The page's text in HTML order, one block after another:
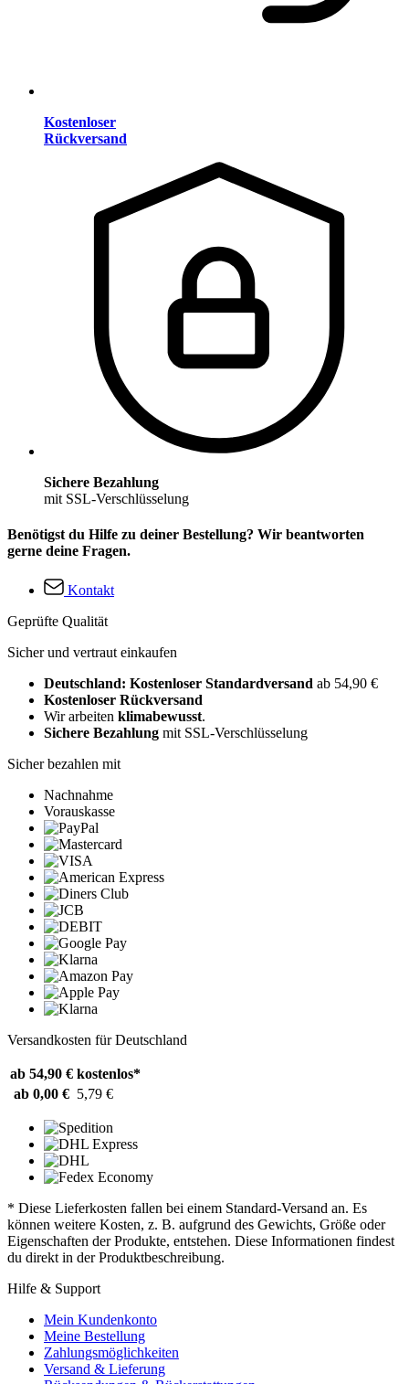
Kostenloser
Rückversand
Sichere Bezahlung
mit SSL-Verschlüsselung
Benötigst du Hilfe zu deiner Bestellung? Wir beantworten
gerne deine Fragen.
Kontakt
Geprüfte Qualität
Sicher und vertraut einkaufen
Deutschland: Kostenloser Standardversand ab 54,90 €
Kostenloser Rückversand
Wir arbeiten klimabewusst.
Sichere Bezahlung mit SSL-Verschlüsselung
Sicher bezahlen mit
Nachnahme
Vorauskasse
Versandkosten für Deutschland
ab 54,90 € kostenlos*
ab 0,00 € 5,79 €
* Diese Lieferkosten fallen bei einem Standard-Versand an. Es
können weitere Kosten, z. B. aufgrund des Gewichts, Größe oder
Eigenschaften der Produkte, entstehen. Diese Informationen findest
du direkt in der Produktbeschreibung.
Hilfe & Support
Mein Kundenkonto
Meine Bestellung
Zahlungsmöglichkeiten
Versand & Lieferung